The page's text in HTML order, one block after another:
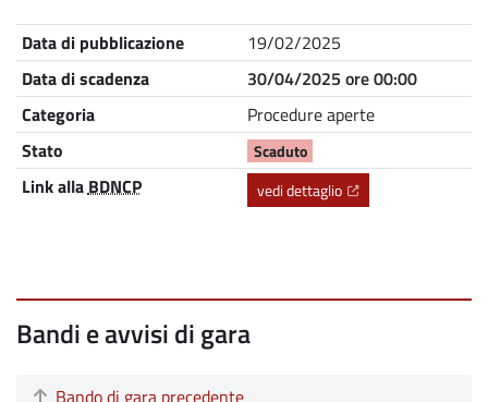
Nome Descrizione
Data di pubblicazione
19/02/2025
Data di scadenza
30/04/2025 ore 00:00
Categoria
Procedure aperte
Stato
Scaduto
Link alla BDNCP vedi dettaglio (Apre il link in una
Bandi e avvisi di gara
Bando di gara precedente